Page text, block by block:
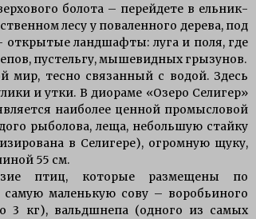
болота – перейдете в ельник-
лесу у поваленного дерева, под
открытые ландшафты: луга и поля, где
пустельгу, мышевидных грызунов.
мир, тесно связанный с водой. Здесь
и утки. В диораме «Озеро Селигер»
наиболее ценной промысловой
рыболова, леща, небольшую стайку
в Селигере), огромную щуку,
55 см.
птиц, которые размещены по
маленькую сову – воробьиного
кг), вальдшнепа (одного из самых